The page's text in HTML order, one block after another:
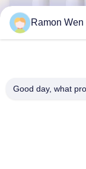
Down 100/150/
With Cap
Ramon Wen
Good day, what